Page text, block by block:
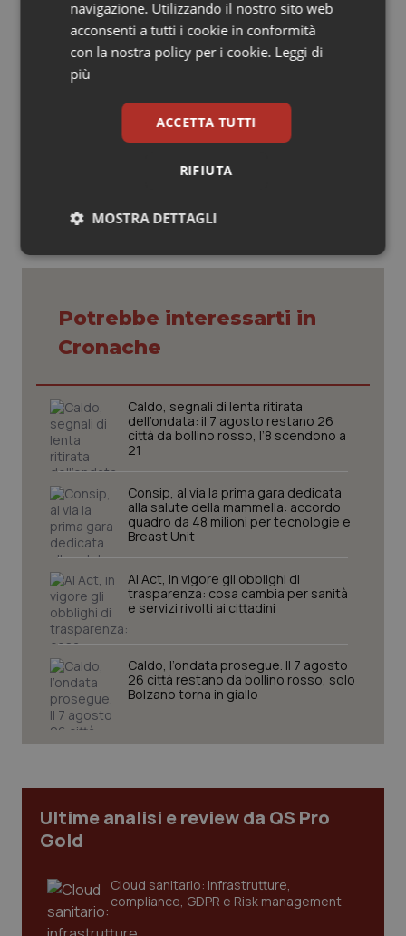
fruibile da tutti, su temi complessi e dal forte carico
emotivo, come quelli legati alla salute e al vissuto della
11 Dicembre 2012
© Riproduzione riservata
Potrebbe interessarti in
Cronache
Caldo, segnali di lenta ritirata
dell’ondata: il 7 agosto restano 26
città da bollino rosso, l’8 scendono a
21
Consip, al via la prima gara dedicata
alla salute della mammella: accordo
quadro da 48 milioni per tecnologie e
Breast Unit
AI Act, in vigore gli obblighi di
trasparenza: cosa cambia per sanità
e servizi rivolti ai cittadini
Caldo, l’ondata prosegue. Il 7 agosto
26 città restano da bollino rosso, solo
Bolzano torna in giallo
Ultime analisi e review da QS Pro
Gold
Cloud sanitario: infrastrutture,
compliance, GDPR e Risk management
navigazione. Utilizzando il nostro sito web
acconsenti a tutti i cookie in conformità
con la nostra policy per i cookie. Leggi di
più
ACCETTA TUTTI
RIFIUTA
MOSTRA DETTAGLI
Necessari Statistici Marketing
Necessari Statistici Marketing
I cookie necessari contribuiscono a rendere fruibile il
sito web abilitandone funzionalità di base quali la
navigazione sulle pagine e l'accesso alle aree
protette del sito. Il sito web non è in grado di
funzionare correttamente senza questi cookie.
Nome
Fornitore /Dominio
VISITOR_PRIVACY_METADATA
YouTube
CookieScriptConsent
CookieScript